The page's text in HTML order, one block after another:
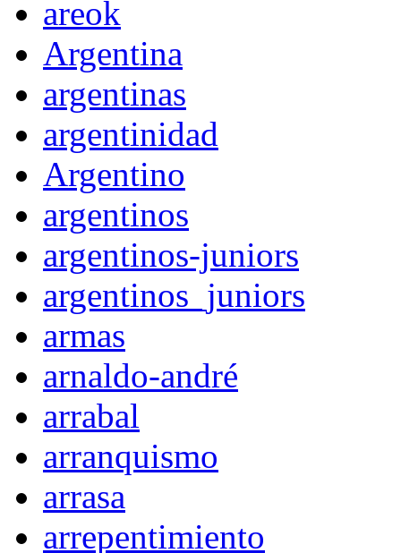
areok
Argentina
argentinas
argentinidad
Argentino
argentinos
argentinos-juniors
argentinos_juniors
armas
arnaldo-andré
arrabal
arranquismo
arrasa
arrepentimiento